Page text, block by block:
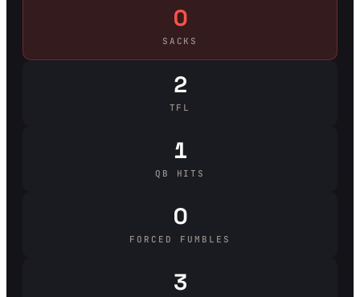
0
SACKS
2
TFL
1
QB HITS
0
FORCED FUMBLES
3